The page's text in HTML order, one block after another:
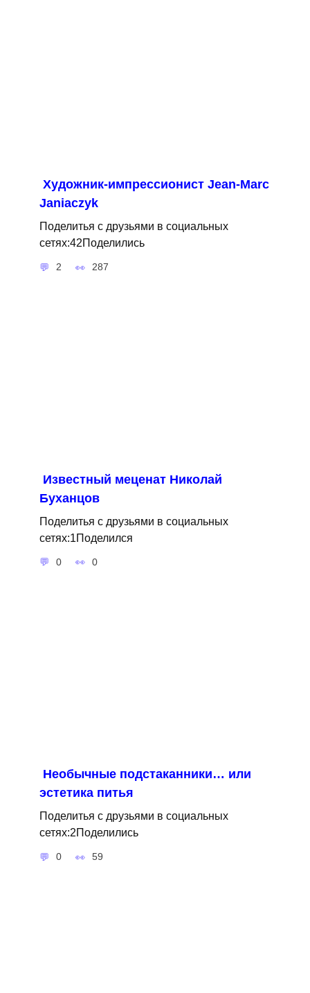
Художник-импрессионист Jean-Marc
Janiaczyk
Поделитья с друзьями в социальных
сетях:42Поделились
2 287
Известный меценат Николай
Буханцов
Поделитья с друзьями в социальных
сетях:1Поделился
0 0
Необычные подстаканники… или
эстетика питья
Поделитья с друзьями в социальных
сетях:2Поделились
0 59